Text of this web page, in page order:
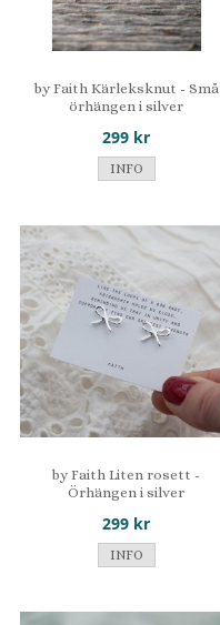
by Faith Kärleksknut - Små
örhängen i silver
299 kr
INFO
by Faith Liten rosett -
Örhängen i silver
299 kr
INFO